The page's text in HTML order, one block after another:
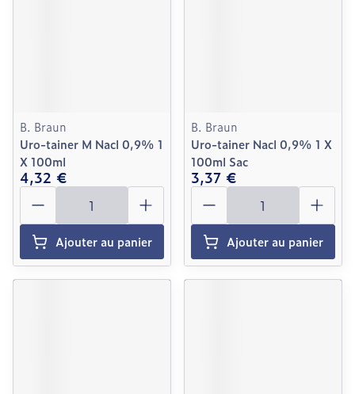
B. Braun
Uro-tainer M Nacl 0,9% 1
X 100ml
4,32 €
Quantité
Ajouter au panier
B. Braun
Uro-tainer Nacl 0,9% 1 X
100ml Sac
3,37 €
Quantité
Ajouter au panier